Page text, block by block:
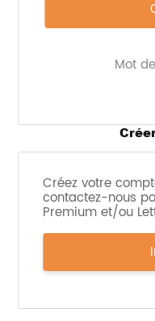
Mot
Créez votre
contactez-nous
Premium et/ou
stabilisé sur lactose
(PPST-L)
Poudre de chitosan
Source:EC.